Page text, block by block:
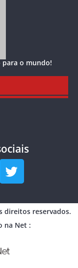
para o mundo!
direitos reservados.
na Net :